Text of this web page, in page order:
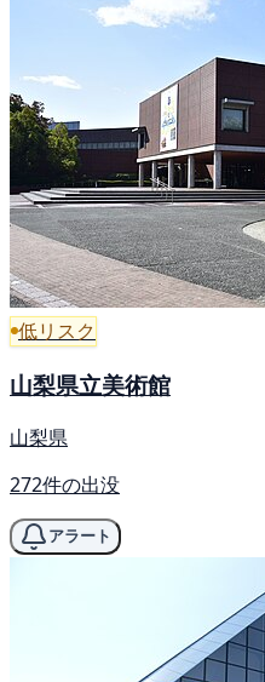
低リスク
山梨県立美術館
山梨県
272件の出没
アラート